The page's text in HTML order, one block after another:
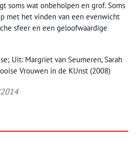
soms wat onbeholpen en grof. Soms
met het vinden van een evenwicht
sfeer en een geloofwaardige
Uit: Margriet van Seumeren, Sarah
Vrouwen in de KUnst (2008)